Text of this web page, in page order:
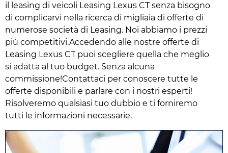
il leasing di veicoli Leasing Lexus CT senza bisogno
di complicarvi nella ricerca di migliaia di offerte di
numerose società di Leasing. Noi abbiamo i prezzi
più competitivi.Accedendo alle nostre offerte di
Leasing Lexus CT puoi scegliere quella che meglio
si adatta al tuo budget. Senza alcuna
commissione!Contattaci per conoscere tutte le
offerte disponibili e parlare con i nostri esperti!
Risolveremo qualsiasi tuo dubbio e ti forniremo
tutti le informazioni necessarie.